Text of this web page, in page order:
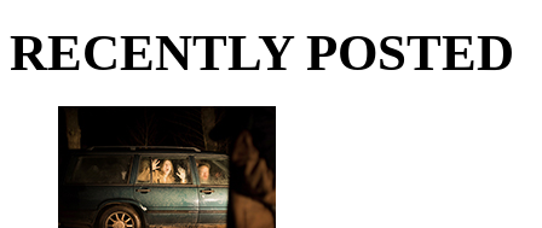
RECENTLY POSTED